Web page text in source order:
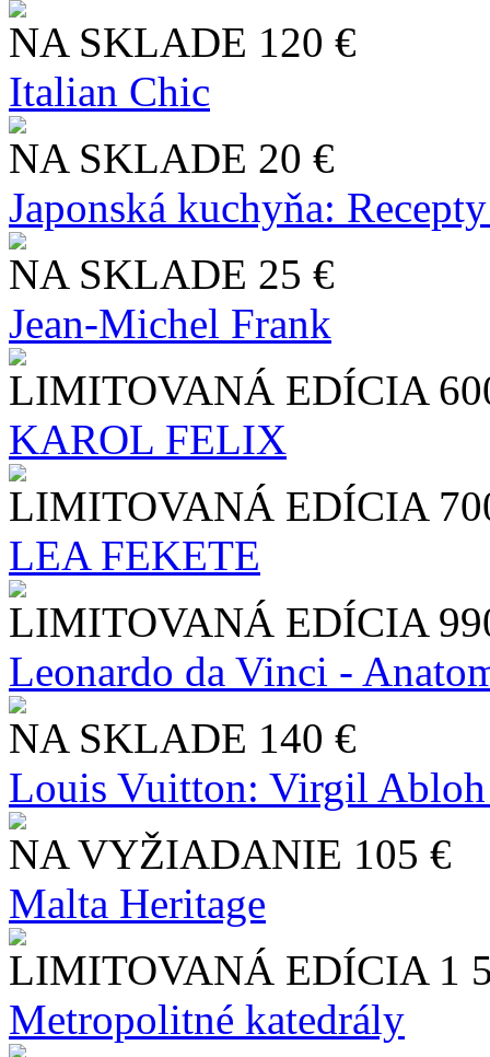
NA SKLADE 120 €
Italian Chic
NA SKLADE 20 €
Japonská kuchyňa:
NA SKLADE 25 €
Jean-Michel Frank
LIMITOVANÁ EDÍCIA
KAROL FELIX
LIMITOVANÁ EDÍCIA
LEA FEKETE
LIMITOVANÁ EDÍCIA
Leonardo da Vinci -
NA SKLADE 140 €
Louis Vuitton: Virgil
NA VYŽIADANIE 105 €
Malta Heritage
LIMITOVANÁ EDÍCIA 1
Metropolitné katedrály